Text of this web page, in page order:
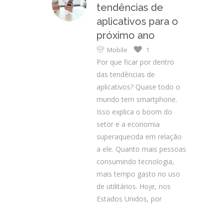
tendências de
aplicativos para o
próximo ano
Mobile 1
Por que ficar por dentro
das tendências de
aplicativos? Quase todo o
mundo tem smartphone.
Isso explica o boom do
setor e a economia
superaquecida em relação
a ele. Quanto mais pessoas
consumindo tecnologia,
mais tempo gasto no uso
de utilitários. Hoje, nos
Estados Unidos, por